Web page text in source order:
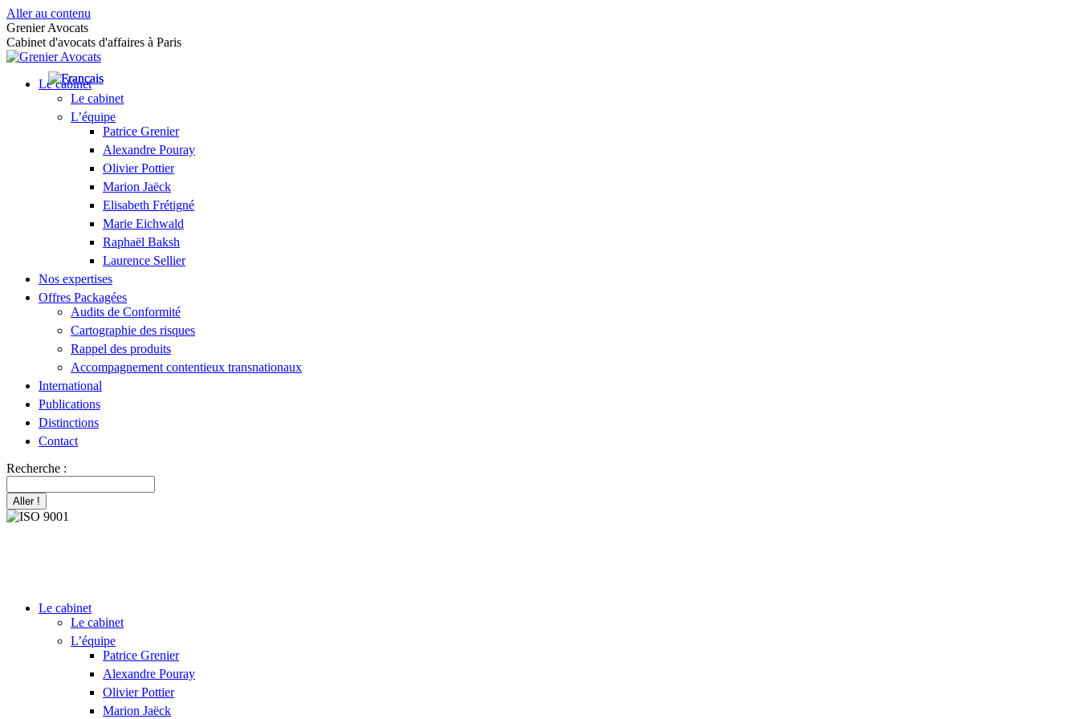
Aller au contenu
Grenier Avocats
Cabinet d'avocats d'affaires à Paris
Le cabinet
Le cabinet
L’équipe
Patrice Grenier
Alexandre Pouray
Olivier Pottier
Marion Jaëck
Elisabeth Frétigné
Marie Eichwald
Raphaël Baksh
Laurence Sellier
Nos expertises
Offres Packagées
Audits de Conformité
Cartographie des risques
Rappel des produits
Accompagnement contentieux transnationaux
International
Publications
Distinctions
Contact
Recherche :
Le cabinet
Le cabinet
L’équipe
Patrice Grenier
Alexandre Pouray
Olivier Pottier
Marion Jaëck